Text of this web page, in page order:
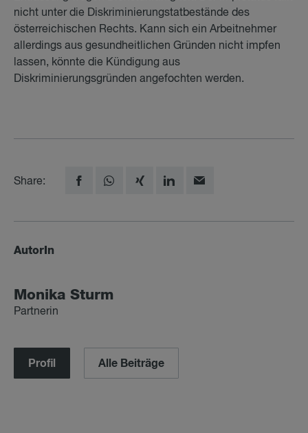
nicht unter die Diskriminierungstatbestände des
österreichischen Rechts. Kann sich ein Arbeitnehmer
allerdings aus gesundheitlichen Gründen nicht impfen
lassen, könnte die Kündigung aus
Diskriminierungsgründen angefochten werden.
Share:
AutorIn
Mo­ni­ka Sturm
Partnerin
Profil Alle Beiträge